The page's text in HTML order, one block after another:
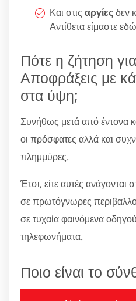
Και στις αργίεςδεν
Αντίθετα είμαστε
Πότε η ζήτηση
Αποφράξεις με
στα ύψη;
Συνήθως μετά από έντονα
οι πρόσφατες αλλά και
πλημμύρες.
Έτσι, είτε αυτές ανάγονται
σε πρωτόγνωρες
σε τυχαία φαινόμενα
τηλεφωνήματα.
Ποιο είναι το